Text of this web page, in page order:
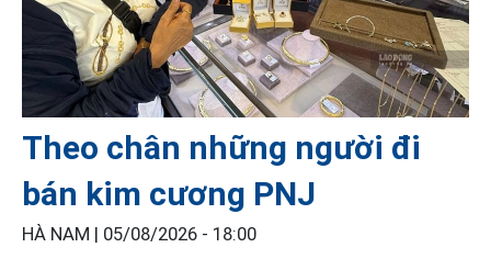
Theo chân những người đi
bán kim cương PNJ
HÀ NAM | 05/08/2026 - 18:00